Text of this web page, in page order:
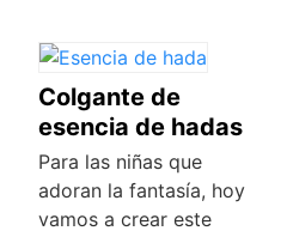
Colgante de
esencia de hadas
Para las niñas que
adoran la fantasía, hoy
vamos a crear este